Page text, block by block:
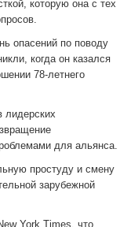
которую она с тех
опасений по поводу
когда он казался
78-летнего
лидерских
для альянса.
простуду и смену
зарубежной
York Times, что